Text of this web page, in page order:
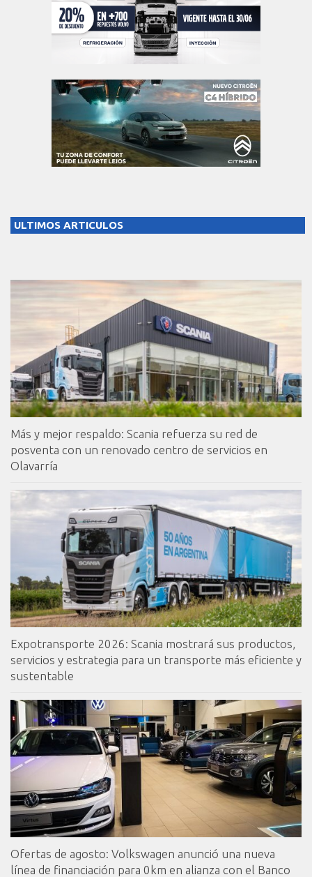
ULTIMOS ARTICULOS
Más y mejor respaldo: Scania refuerza su red de
posventa con un renovado centro de servicios en
Olavarría
Expotransporte 2026: Scania mostrará sus productos,
servicios y estrategia para un transporte más eficiente y
sustentable
Ofertas de agosto: Volkswagen anunció una nueva
línea de financiación para 0km en alianza con el Banco